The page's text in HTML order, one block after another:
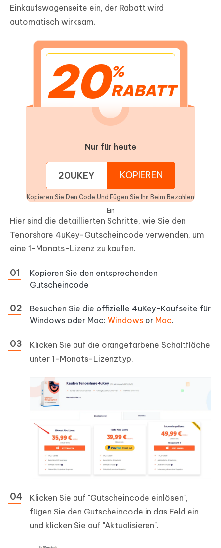
Einkaufswagenseite ein, der Rabatt wird
automatisch wirksam.
20%
RABATT
Nur für heute
20UKEY KOPIEREN
Kopieren Sie Den Code Und Fügen Sie Ihn Beim Bezahlen
Ein
Hier sind die detaillierten Schritte, wie Sie den
Tenorshare 4uKey-Gutscheincode verwenden, um
eine 1-Monats-Lizenz zu kaufen.
Kopieren Sie den entsprechenden
Gutscheincode
Besuchen Sie die offizielle 4uKey-Kaufseite für
Windows oder Mac: Windows or Mac.
Klicken Sie auf die orangefarbene Schaltfläche
unter 1-Monats-Lizenztyp.
Klicken Sie auf "Gutscheincode einlösen",
fügen Sie den Gutscheincode in das Feld ein
und klicken Sie auf "Aktualisieren".